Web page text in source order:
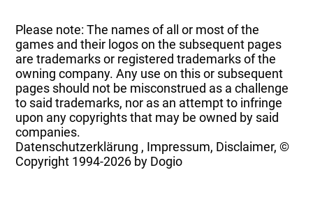
Please note: The names of all or most of the
games and their logos on the subsequent pages
are trademarks or registered trademarks of the
owning company. Any use on this or subsequent
pages should not be misconstrued as a challenge
to said trademarks, nor as an attempt to infringe
upon any copyrights that may be owned by said
companies.
Datenschutzerklärung , Impressum, Disclaimer, ©
Copyright 1994-2026 by Dogio